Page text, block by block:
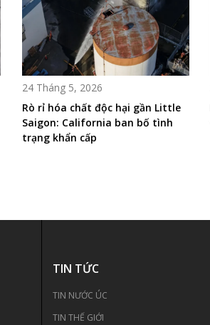
24 Tháng 5, 2026
Rò rỉ hóa chất độc hại gần Little
Saigon: California ban bố tình
trạng khẩn cấp
TIN TỨC
TIN NƯỚC ÚC
TIN THẾ GIỚI